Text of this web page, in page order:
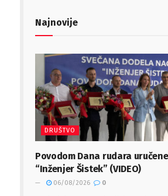
Najnovije
DRUŠTVO
Povodom Dana rudara
“Inženjer Šistek” (VIDEO)
06/08/2026 0